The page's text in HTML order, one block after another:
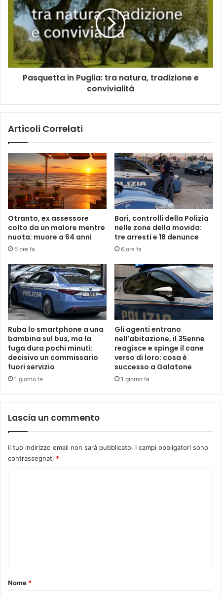
Puglia:
tra
natura,
tradizione
convivialità
Pasquetta in Puglia: tra natura, tradizione e
convivialità
Articoli Correlati
Otranto, ex assessore
colto da un malore mentre
nuota: muore a 64 anni
5 ore fa
Bari, controlli della Polizia
nelle zone della movida:
tre arresti e 18 denunce
6 ore fa
Ruba lo smartphone a una
bambina sul bus, ma la
fuga dura pochi minuti:
decisivo un commissario
fuori servizio
1 giorno fa
Gli agenti entrano
nell’abitazione, il 35enne
reagisce e spinge il cane
verso di loro: cosa è
successo a Galatone
1 giorno fa
Lascia un commento
Il tuo indirizzo email non sarà pubblicato. I campi obbligatori sono
contrassegnati *
o
Nome *